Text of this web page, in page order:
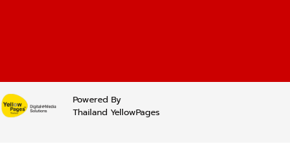
Powered By
Thailand YellowPages